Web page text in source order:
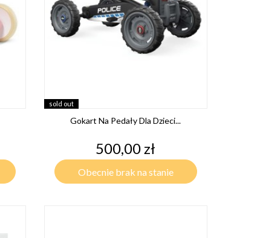
sold out
Gokart Na Pedały Dla Dzieci...
Cena
500,00 zł
Obecnie brak na stanie